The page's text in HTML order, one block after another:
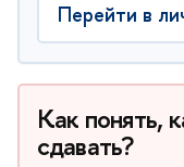
Перейти в
Как понять,
сдавать?